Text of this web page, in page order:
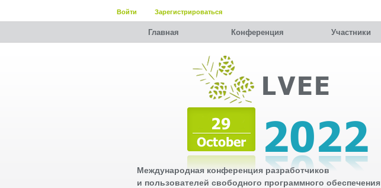
Войти Зарегистрироваться
Главная Конференция Участники
Международная конференция разработчиков
и пользователей свободного программного обеспечения